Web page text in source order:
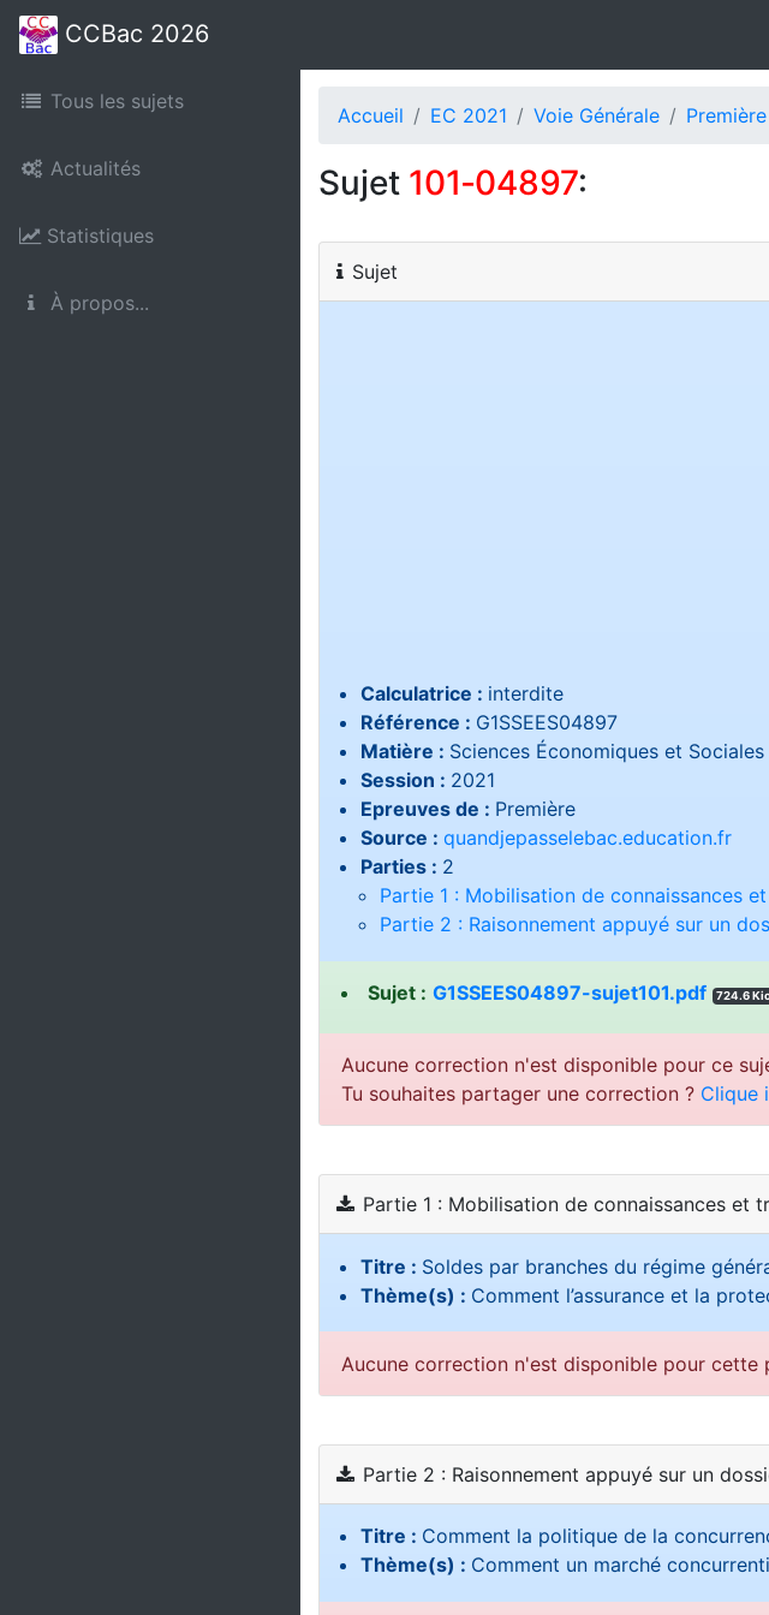
CCBac 2026
Tous les sujets
Actualités
Statistiques
À propos...
Accueil EC 2021 Voie Générale Première
Sujet 101‑04897:
Sujet
Calculatrice : interdite
Référence : G1SSEES04897
Matière : Sciences Économiques et Sociales
Session : 2021
Epreuves de : Première
Source : quandjepasselebac.education.fr
Parties : 2
Partie 1 : Mobilisation de connaissances
Partie 2 : Raisonnement appuyé sur un
Sujet : G1SSEES04897-sujet101.pdf 724.6
Aucune correction n'est disponible pour ce
Tu souhaites partager une correction ? Clique
Partie 1 : Mobilisation de connaissances et
Titre : Soldes par branches du régime
Thème(s) : Comment l’assurance et la
Aucune correction n'est disponible pour cette
Partie 2 : Raisonnement appuyé sur un
Titre : Comment la politique de la
Thème(s) : Comment un marché